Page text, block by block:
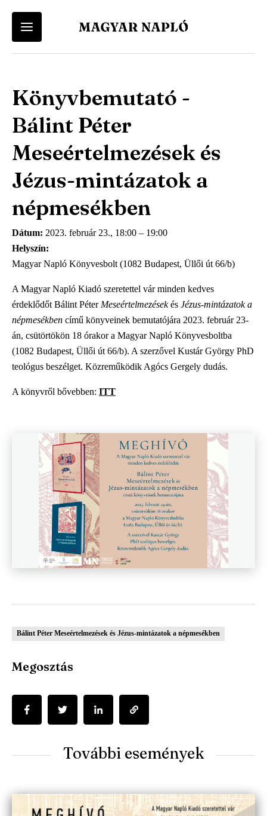
Ugrás
tartalomra
menü
Felhasználói fiókod eléréséhez először lépj be vagy regisztrálj.
Belépés Regisztráció
A kosár üres
Menü
-
Magyar
Napló
-
Főmenü
Magyar Napló Kiadó
Magyar Napló Folyóirat
Irodalmi Magazin
Megosztás
Könyvbemutató -
Bálint Péter
Meseértelmezések és
Jézus-mintázatok a
népmesékben
Dátum 2023. február 23., 18:00 – 19:00
Helyszín
Magyar Napló Könyvesbolt (1082 Budapest, Üllői út 66/b)
A Magyar Napló Kiadó szeretettel vár minden kedves
érdeklődőt Bálint Péter Meseértelmezésekés Jézus-mintázatok a
népmesékben című könyveinek bemutatójára 2023. február 23-
án, csütörtökön 18 órakor a Magyar Napló Könyvesboltba
(1082 Budapest, Üllői út 66/b). A szerzővel Kustár György PhD
teológus beszélget. Közreműködik Agócs Gergely dudás.
A könyvről bővebben: ITT
Bálint Péter Meseértelmezések és Jézus-mintázatok a népmesékben
További események